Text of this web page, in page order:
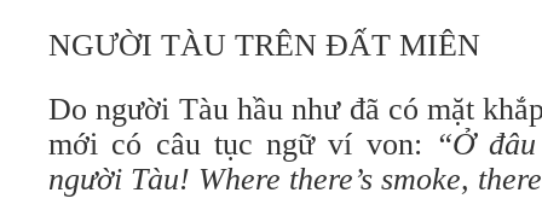
NGƯỜI TÀU TRÊN ĐẤT MIÊN
Do người Tàu hầu như đã có mặt
mới có câu tục ngữ ví von: “Ở
người Tàu! Where there’s smoke,